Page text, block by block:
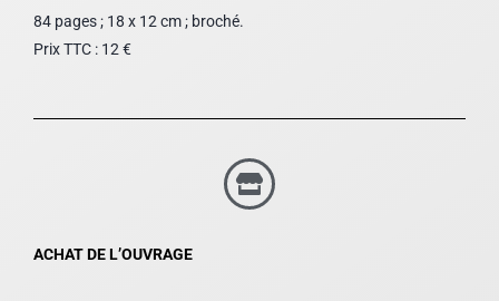
84 pages ; 18 x 12 cm ; broché.
Prix TTC : 12 €
ACHAT DE L’OUVRAGE